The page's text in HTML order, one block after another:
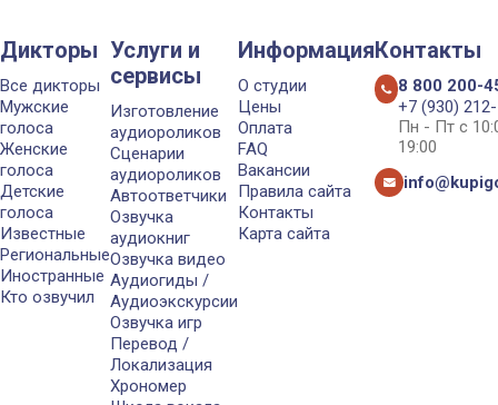
Дикторы
Все дикторы
Мужские
голоса
Женские
голоса
Детские
голоса
Известные
Региональные
Иностранные
Кто озвучил
Услуги и
сервисы
Изготовление
аудиороликов
Сценарии
аудиороликов
Автоответчики
Озвучка
аудиокниг
Озвучка видео
Аудиогиды /
Аудиоэкскурсии
Озвучка игр
Перевод /
Локализация
Хрономер
Информация
О студии
Цены
Оплата
FAQ
Вакансии
Правила сайта
Контакты
Карта сайта
Контакты
8 800 200-
+7 (930)
Пн - Пт с
19:00